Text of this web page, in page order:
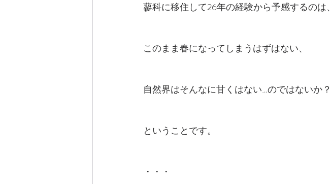
蓼科に移住して26年の経験から予感するのは、
このまま春になってしまうはずはない、
自然界はそんなに甘くはない…のではないか？
ということです。
・・・